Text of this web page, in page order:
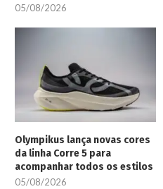
05/08/2026
Olympikus lança novas cores
da linha Corre 5 para
acompanhar todos os estilos
05/08/2026